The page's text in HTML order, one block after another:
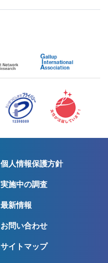
個人情報保護方針
実施中の調査
最新情報
お問い合わせ
サイトマップ